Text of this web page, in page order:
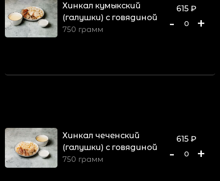
Хинкал кумыкский
(галушки) с говядиной
750 грамм
615 ₽
- 0 +
Хинкал чеченский
(галушки) с говядиной
750 грамм
615 ₽
- 0 +